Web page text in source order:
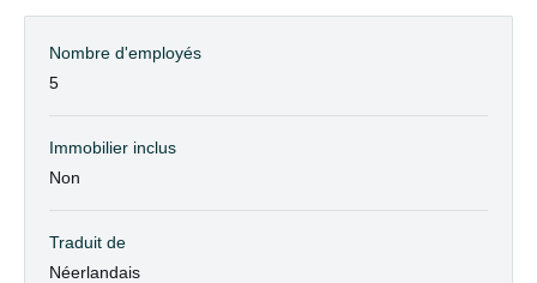
Nombre d'employés
5
Immobilier inclus
Non
Traduit de
Néerlandais